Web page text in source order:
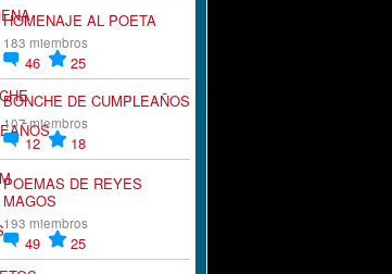
HOMENAJE AL POETA
183 miembros
46
25
BONCHE DE CUMPLEAÑOS
107 miembros
12
18
POEMAS DE REYES
MAGOS
193 miembros
49
25